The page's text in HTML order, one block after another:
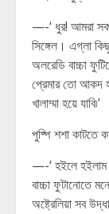
—-‘ ধুর! আমরা
সিঙ্গেল। এগ্লা
অলরেডি বাচ্চা
প্রেমার তো আকদ
খালাম্মা হয়ে যাবি৷’
পুষ্পি শশা কাটতে
—-‘ হইলে হইলাম
বাচ্চা ফুটানোতে
অষ্ট্রেলিয়া সব